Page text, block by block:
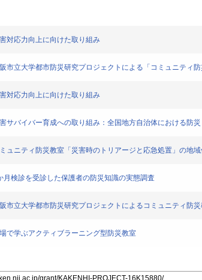
対応力向上に向けた取り組み
市立大学都市防災研究プロジェクトによる「コミュニティ
対応力向上に向けた取り組み
サバイバー育成への取り組み：全国地方自治体における防
ュニティ防災教室「災害時のトリアージと応急処置」の地
月検診を受診した保護者の防災知識の実態調査
市立大学都市防災研究プロジェクトによるコミュニティ防
で学ぶアクティブラーニング型防災教室